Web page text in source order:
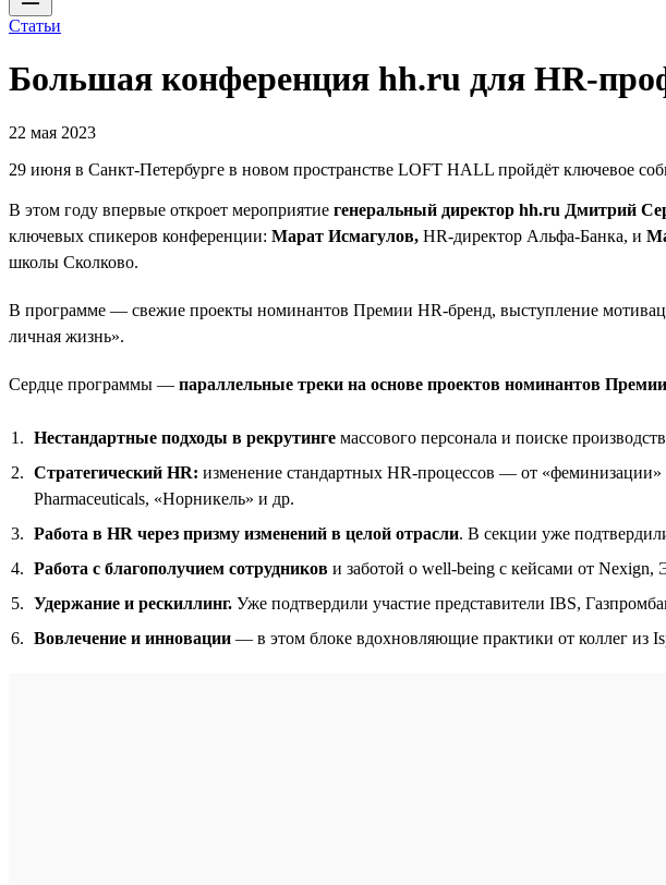
Статьи
Большая конференция hh.ru для HR-
22 мая 2023
29 июня в Санкт-Петербурге в новом пространстве LOFT HALL пройдёт ключевое
В этом году впервые откроет мероприятие генеральный директор hh.ru Дмитрий
ключевых спикеров конференции: Марат Исмагулов, HR-директор Альфа-Банка, и
школы Сколково.
В программе — свежие проекты номинантов Премии HR-бренд, выступление
личная жизнь».
Сердце программы — параллельные треки на основе проектов номинантов
Нестандартные подходы в рекрутинге массового персонала и поиске
Стратегический HR: изменение стандартных HR-процессов — от
Pharmaceuticals, «Норникель» и др.
Работа в HR через призму изменений в целой отрасли. В секции уже
Работа с благополучием сотрудников и заботой о well-being с кейсами от
Удержание и рескиллинг. Уже подтвердили участие представители IBS,
Вовлечение и инновации — в этом блоке вдохновляющие практики от коллег из